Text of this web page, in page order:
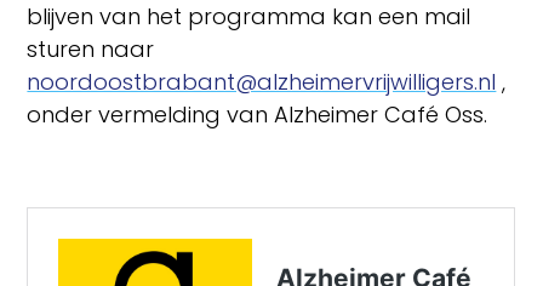
blijven van het programma kan een mail
sturen naar
noordoostbrabant@alzheimervrijwilligers.nl ,
onder vermelding van Alzheimer Café Oss.